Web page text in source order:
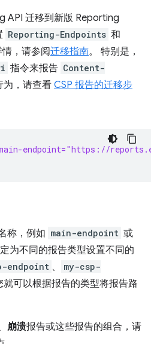
API 迁移到新版 Reporting
Reporting-Endpoints 和
，请参阅迁移指南。 特别是，
指令来报告 Content-
为，请查看 CSP 报告的迁移步
endpoint="https://
称，例如 main-endpoint 或
为不同的报告类型设置不同的
endpoint 、
my-csp-
就可以根据报告的类型将报告路
崩溃报告或这些报告的组合，请